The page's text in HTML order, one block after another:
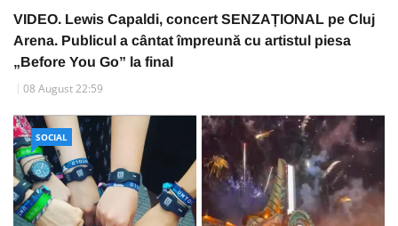
VIDEO. Lewis Capaldi, concert SENZAȚIONAL pe Cluj
Arena. Publicul a cântat împreună cu artistul piesa
„Before You Go” la final
08 August 22:59
SOCIAL